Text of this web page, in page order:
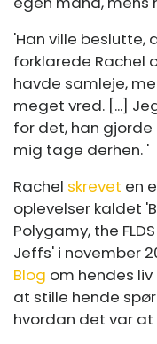
'Han ville beslutte,
forklarede Rachel
havde samleje,
meget vred. [...]
for det, han gjorde
mig tage derhen. '
Rachel skrevet en
oplevelser kaldet
Polygamy, the
Jeffs' i november
Blog om hendes
at stille hende
hvordan det var at